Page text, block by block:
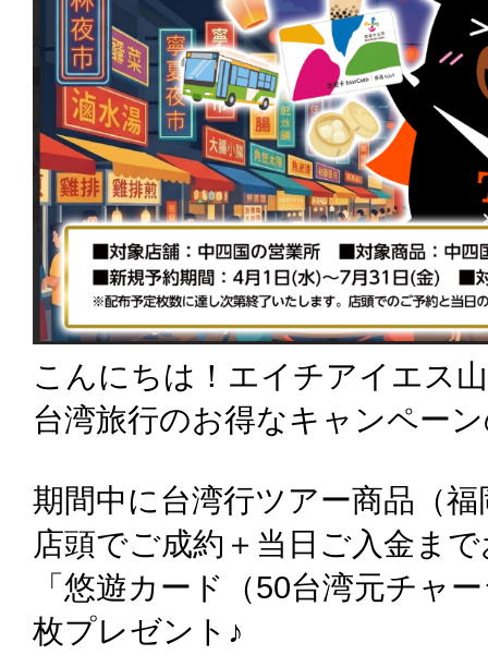
こんにちは！エイチアイエス
台湾旅行のお得なキャンペー
期間中に台湾行ツアー商品（
店頭でご成約＋当日ご入金ま
「悠遊カード（50台湾元チャ
枚プレゼント♪